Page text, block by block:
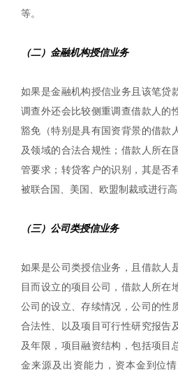
等。
（二）金融机构授信业务
如果是金融机构授信业务且该笔贷
调查外还会比较侧重调查借款人的
豁免（特别是具有国资背景的借款
及领域的合法合规性；借款人所在
管要求；转贷客户的识别，其是否
被联合国、美国、欧盟制裁或进行高
（三）公司类授信业务
如果是公司类授信业务，且借款人
目而设立的项目公司，借款人所在
公司的设立、存续情况，公司的性
合法性、以及项目可行性研究报告
及年限，项目融资结构，包括项目
金来源及出资能力，资本金到位